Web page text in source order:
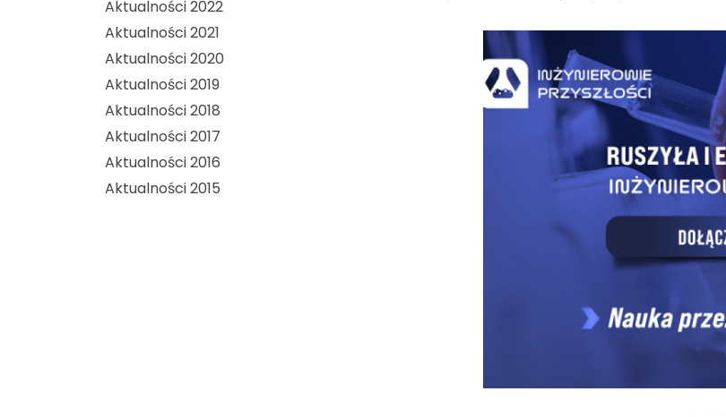
Aktualności 2022
Aktualności 2021
Aktualności 2020
Aktualności 2019
Aktualności 2018
Aktualności 2017
Aktualności 2016
Aktualności 2015